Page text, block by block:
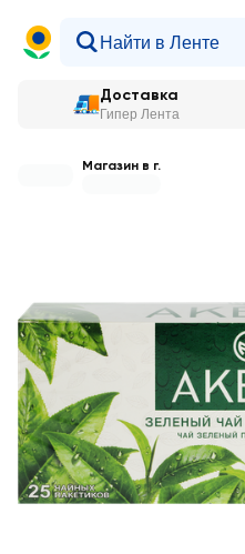
Доставка
Гипер Лента
Магазин в г.